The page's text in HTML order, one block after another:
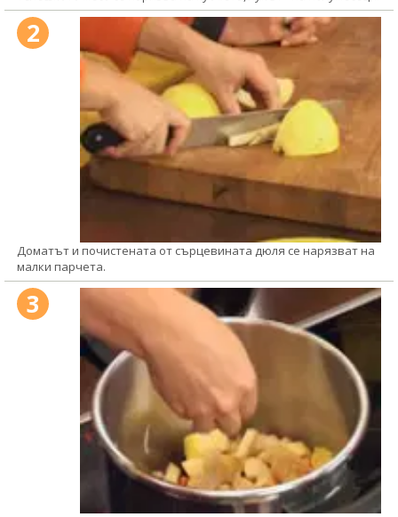
2
Доматът и почистената от сърцевината дюля се нарязват на
малки парчета.
3